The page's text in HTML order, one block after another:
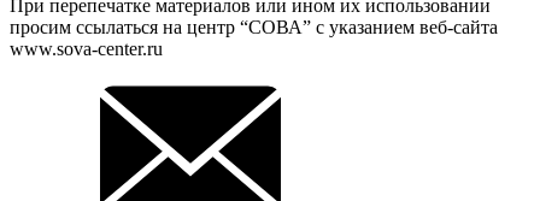
При перепечатке материалов или ином их использовании
просим ссылаться на центр “СОВА” с указанием веб-сайта
www.sova-center.ru